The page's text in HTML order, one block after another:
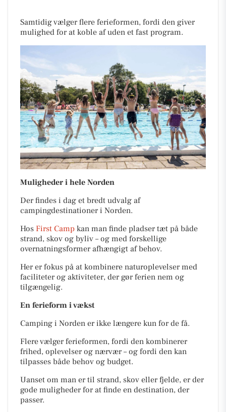
Samtidig vælger flere ferieformen, fordi den giver
mulighed for at koble af uden et fast program.
Muligheder i hele Norden
Der findes i dag et bredt udvalg af
campingdestinationer i Norden.
Hos First Camp kan man finde pladser tæt på både
strand, skov og byliv – og med forskellige
overnatningsformer afhængigt af behov.
Her er fokus på at kombinere naturoplevelser med
faciliteter og aktiviteter, der gør ferien nem og
tilgængelig.
En ferieform i vækst
Camping i Norden er ikke længere kun for de få.
Flere vælger ferieformen, fordi den kombinerer
frihed, oplevelser og nærvær – og fordi den kan
tilpasses både behov og budget.
Uanset om man er til strand, skov eller fjelde, er der
gode muligheder for at finde en destination, der
passer.